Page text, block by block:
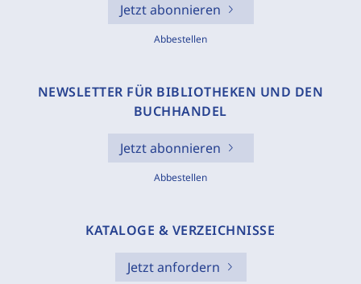
Jetzt abonnieren
Abbestellen
NEWSLETTER FÜR BIBLIOTHEKEN UND DEN
BUCHHANDEL
Jetzt abonnieren
Abbestellen
KATALOGE & VERZEICHNISSE
Jetzt anfordern